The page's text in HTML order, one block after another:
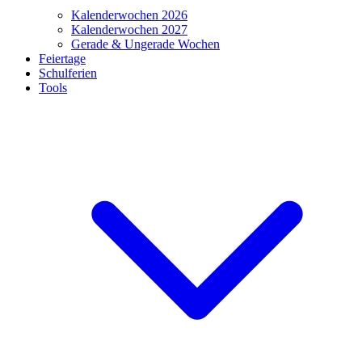
Kalenderwochen 2026
Kalenderwochen 2027
Gerade & Ungerade Wochen
Feiertage
Schulferien
Tools